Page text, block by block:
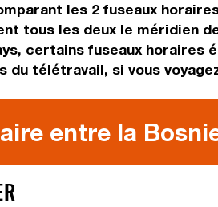
les 2 fuseaux
tous les deux le méridien
certains fuseaux
télétravail, si vous
entre la